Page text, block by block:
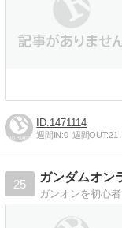
1471114
週間IN:0 週間OUT:21
25
ガンダムオン